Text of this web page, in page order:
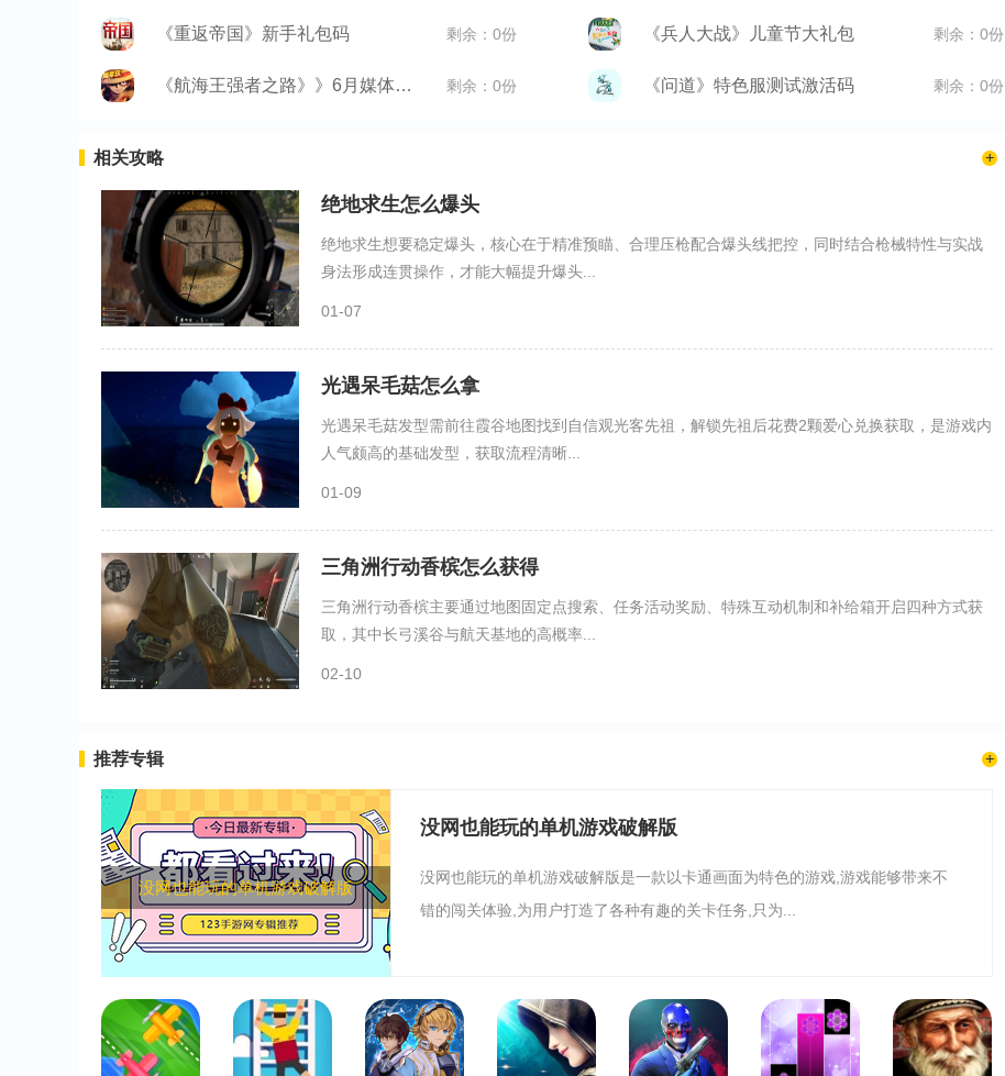
《重返帝国》新手礼包码 剩余：0份 《兵人大战》儿童节大礼包 剩余：0份
《航海王强者之路》》6月媒体礼包 剩余：0份 《问道》特色服测试激活码 剩余：0份
相关攻略
绝地求生怎么爆头
绝地求生想要稳定爆头，核心在于精准预瞄、合理压枪配合爆头线把控，同时结合枪械特性与实战
身法形成连贯操作，才能大幅提升爆头...
01-07
光遇呆毛菇怎么拿
光遇呆毛菇发型需前往霞谷地图找到自信观光客先祖，解锁先祖后花费2颗爱心兑换获取，是游戏内
人气颇高的基础发型，获取流程清晰...
01-09
三角洲行动香槟怎么获得
三角洲行动香槟主要通过地图固定点搜索、任务活动奖励、特殊互动机制和补给箱开启四种方式获
取，其中长弓溪谷与航天基地的高概率...
02-10
推荐专辑
没网也能玩的单机游戏破解版
没网也能玩的单机游戏破解版
没网也能玩的单机游戏破解版是一款以卡通画面为特色的游戏,游戏能够带来不
错的闯关体验,为用户打造了各种有趣的关卡任务,只为...